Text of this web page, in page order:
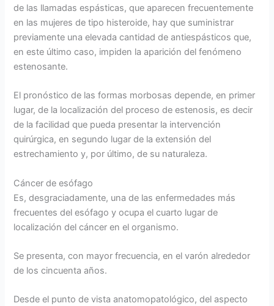
de las llamadas espásticas, que aparecen frecuentemente
en las mujeres de tipo histeroide, hay que suministrar
previamente una elevada cantidad de antiespásticos que,
en este último caso, impiden la aparición del fenómeno
estenosante.
El pronóstico de las formas morbosas depende, en primer
lugar, de la localización del proceso de estenosis, es decir
de la facilidad que pueda presentar la intervención
quirúrgica, en segundo lugar de la extensión del
estrechamiento y, por último, de su naturaleza.
Cáncer de esófago
Es, desgraciadamente, una de las enfermedades más
frecuentes del esófago y ocupa el cuarto lugar de
localización del cáncer en el organismo.
Se presenta, con mayor frecuencia, en el varón alrededor
de los cincuenta años.
Desde el punto de vista anatomopatológico, del aspecto